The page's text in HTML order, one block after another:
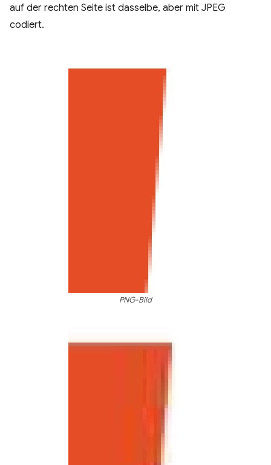
auf der rechten Seite ist dasselbe, aber mit JPEG
codiert.
PNG-Bild